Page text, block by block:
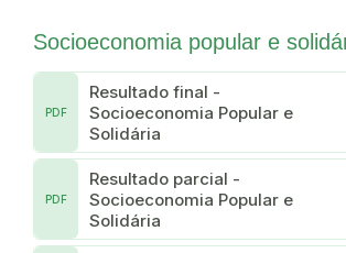
Socioeconomia popular e
Resultado final -
Socioeconomia Popular e
Solidária
PDF
Resultado parcial -
Socioeconomia Popular e
Solidária
PDF